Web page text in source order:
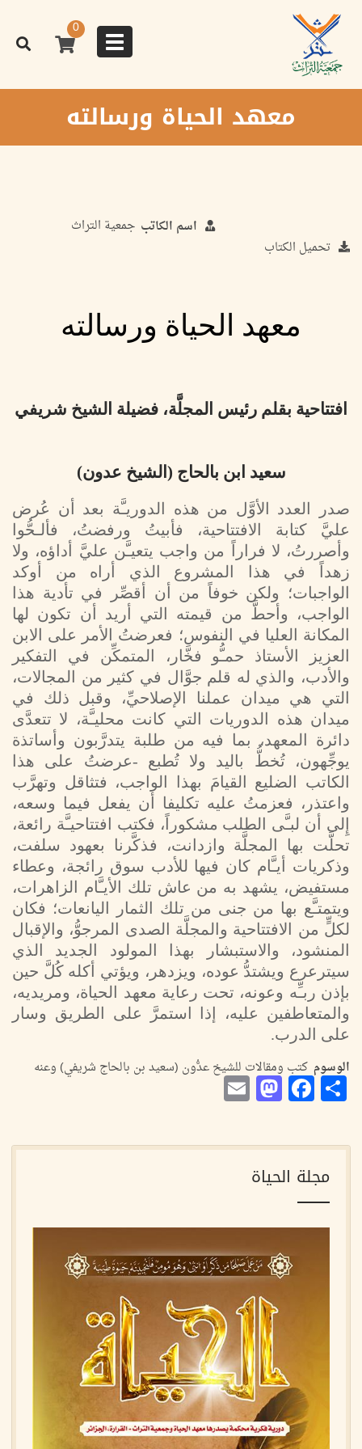
المحتوى
الرئيسي
Toggle
navigation
0
معهد الحياة ورسالته
اسم الكاتب جمعية التراث
تحميل الكتاب
معهد الحياة ورسالته
افتتاحية بقلم رئيس المجلَّة، فضيلة الشيخ شريفي
سعيد ابن بالحاج (الشيخ عدون)
صدر العدد الأوَّل من هذه الدوريـَّة بعد أن عُرض
عليَّ كتابة الافتتاحية، فأبيتُ ورفضتُ، فألـحُّوا
وأصررتُ، لا فراراً من واجب يتعيـَّن عليَّ أداؤه، ولا
زهداً في هذا المشروع الذي أراه من أوكد
الواجبات؛ ولكن خوفاً من أن أقصِّر في تأدية هذا
الواجب، وأحطَّ من قيمته التي أريد أن تكون لها
المكانة العليا في النفوس؛ فعرضتُ الأمر على الابن
العزيز الأستاذ حمـُّو فخَّار، المتمكِّن في التفكير
والأدب، والذي له قلم جوَّال في كثير من المجالات،
التي هي ميدان عملنا الإصلاحيِّ، وقبل ذلك في
ميدان هذه الدوريات التي كانت محليـَّة، لا تتعدَّى
دائرة المعهد، بما فيه من طلبة يتدرَّبون وأساتذة
يوجِّهون، تُخطُّ باليد ولا تُطبع -عرضتُ على هذا
الكاتب الضليع القيامَ بهذا الواجب، فتثاقل وتهرَّب
واعتذر، فعزمتُ عليه تكليفا أن يفعل فيما وسعه،
إِلى أن لبـَّى الطلب مشكوراً، فكتب افتتاحيـَّة رائعة،
تحلَّت بها المجلَّة وازدانت، فذكَّرنا بعهود سلفت،
وذكريات أيـَّام كان فيها للأدب سوق رائجة، وعطاء
مستفيض، يشهد به من عاش تلك الأيـَّام الزاهرات،
ويتمتـَّع بها من جنى من تلك الثمار اليانعات؛ فكان
لكلٍّ من الافتتاحية والمجلَّة الصدى المرجوُّ، والإقبال
المنشود، والاستبشار بهذا المولود الجديد الذي
سيترعرع ويشتدُّ عوده، ويزدهر، ويؤتي أكله كُلَّ حين
بإذن ربـِّه وعونه، تحت رعاية معهد الحياة، ومريديه،
والمتعاطفين عليه، إذا استمرَّ على الطريق وسار
على الدرب.
الوسوم كتب ومقالات للشيخ عدُّون (سعيد بن بالحاج شريفي) وعنه
Share
Facebook
Mastodon
Email
مجلة الحياة